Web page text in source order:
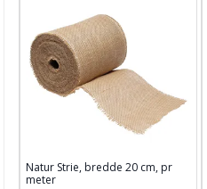
Natur Strie, bredde 20 cm, pr
meter